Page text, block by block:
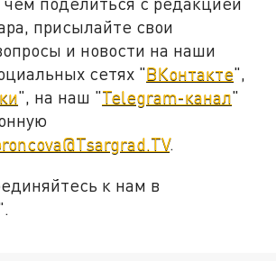
присылайте свои
и новости на наши
сетях "ВКонтакте",
", на наш "Telegram-канал"
.
к нам в